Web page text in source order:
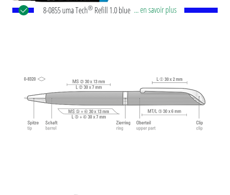
8-0855 uma Tech® Refill 1.0 blue Recharge géante
une expérience d'écriture agréable et douce.
... en savoir plus